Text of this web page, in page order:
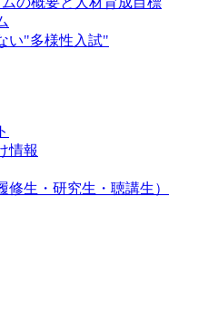
い"多様性入試"
情報
修生・研究生・聴講生）